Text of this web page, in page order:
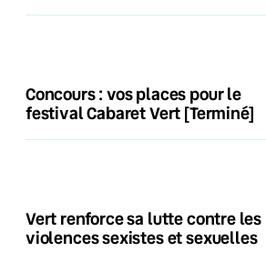
Concours : vos places pour le
festival Cabaret Vert [Terminé]
Vert renforce sa lutte contre les
violences sexistes et sexuelles